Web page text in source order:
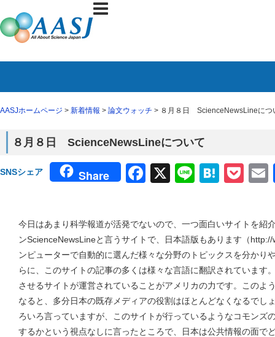
AASJホームページ > 新着情報 > 論文ウォッチ > ８月８日 ScienceNewsLineにつ
８月８日 ScienceNewsLineについて
SNSシェア Share Facebook
X Line
今日はあまり科学報道が活発でないので、一つ面白いサイトを紹
ンScienceNewsLineと言うサイトで、日本語版もあります（
ンピューターで自動的に選んだ様々な分野のトピックスを分かり
らに、このサイトの記事の多くは様々な言語に翻訳されてい
させるサイトが運営されていることがアメリカの力です。このよ
なると、多分日本の既存メディアの役割はほとんどなくなるでし
ろいろ言っていますが、このサイトが行っているようなコモンズ
するかという視点なしに言ったところで、日本は公共情報の面で